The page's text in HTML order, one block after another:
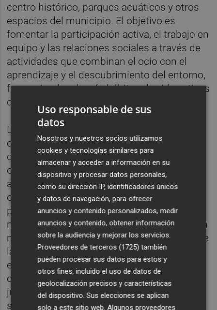
centro histórico, parques acuáticos y otros
espacios del municipio. El objetivo es
fomentar la participación activa, el trabajo en
equipo y las relaciones sociales a través de
actividades que combinan el ocio con el
aprendizaje y el descubrimiento del entorno,
favoreciendo además hábitos de vida activos
durante el periodo estival.
La celebración de esta tercera edición
confirma la buena acogida de una iniciativa
que, año tras año, se ha ido consolidando
entre las familias ondenses como una
alternativa de ocio durante las vacaciones
escolares. La organización por quincenas
permite adaptar la participación a las
necesidades de cada familia y facilita que un
mayor número de jóvenes pueda disfrutar de
la programación a lo largo del verano. Con
esta iniciativa, el Ayuntamiento de Onda
continúa ampliando la oferta de actividades
juveniles durante la época estival y reafirma
su compromiso con la inclusión, la igualdad
Uso responsable de sus
datos
Nosotros y nuestros socios utilizamos
cookies y tecnologías similares para
almacenar y acceder a información en su
dispositivo y procesar datos personales,
como su dirección IP, identificadores únicos
y datos de navegación, para ofrecer
anuncios y contenido personalizados, medir
anuncios y contenido, obtener información
sobre la audiencia y mejorar los servicios.
Proveedores de terceros (1725) también
pueden procesar sus datos para estos y
otros fines, incluido el uso de datos de
geolocalización precisos y características
del dispositivo. Sus elecciones se aplican
solo a este sitio web. Algunos proveedores